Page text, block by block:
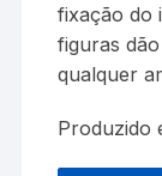
fixação do
figuras
qualquer
Produzido